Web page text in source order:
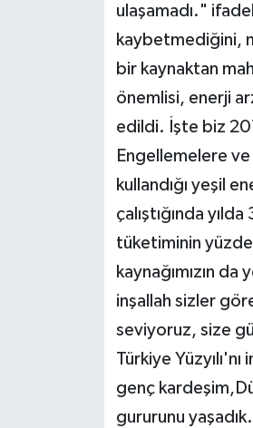
ulaşamadı."
kaybetmediğini,
bir kaynaktan
önemlisi, enerji
edildi. İşte biz
Engellemelere ve
kullandığı yeşil
çalıştığında
tüketiminin yüzde
kaynağımızın
inşallah sizler
seviyoruz, size
Türkiye
genç
gururunu